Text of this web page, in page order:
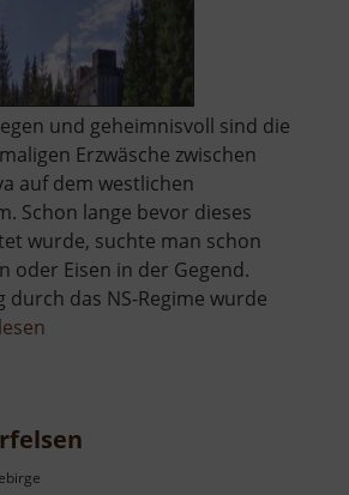
und geheimnisvoll sind die
Erzwäsche zwischen
auf dem westlichen
Schon lange bevor dieses
wurde, suchte man schon
oder Eisen in der Gegend.
durch das NS-Regime wurde